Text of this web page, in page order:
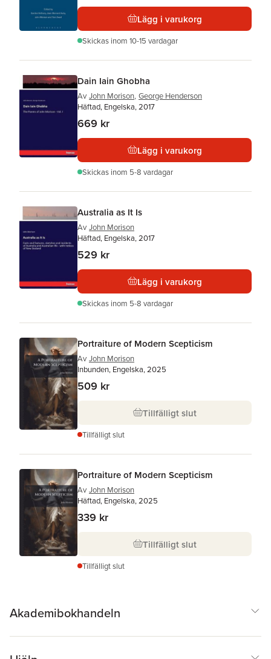
Lägg i varukorg
Skickas inom 10-15 vardagar
Dain Iain Ghobha
Av John Morison, George Henderson
Häftad, Engelska, 2017
669 kr
Lägg i varukorg
Skickas inom 5-8 vardagar
Australia as It Is
Av John Morison
Häftad, Engelska, 2017
529 kr
Lägg i varukorg
Skickas inom 5-8 vardagar
Portraiture of Modern Scepticism
Av John Morison
Inbunden, Engelska, 2025
509 kr
Tillfälligt slut
Tillfälligt slut
Portraiture of Modern Scepticism
Av John Morison
Häftad, Engelska, 2025
339 kr
Tillfälligt slut
Tillfälligt slut
Akademibokhandeln